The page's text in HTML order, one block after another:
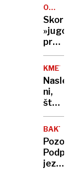
to
za
zdaj
ne
zanima
OTOK
PAG
Skoraj
pretep
v
kampu:
Hrvati,
Srbi,
in
ni,
število
mladih
se je
Pozor,
jezero